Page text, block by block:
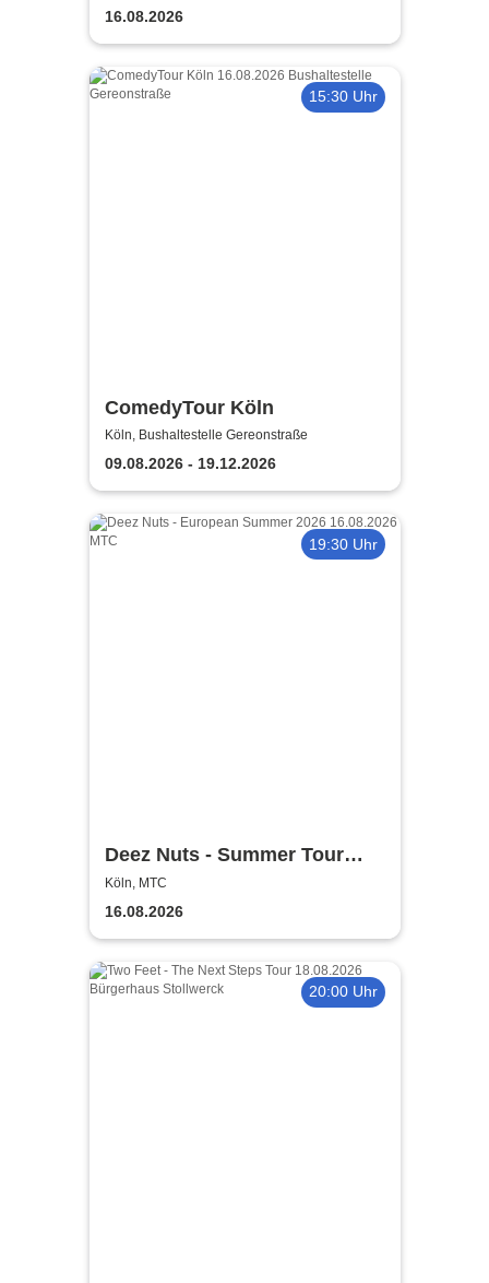
16.08.2026
15:30 Uhr
ComedyTour Köln
Köln, Bushaltestelle Gereonstraße
09.08.2026 - 19.12.2026
19:30 Uhr
Deez Nuts - Summer Tour
2026
Köln, MTC
16.08.2026
20:00 Uhr